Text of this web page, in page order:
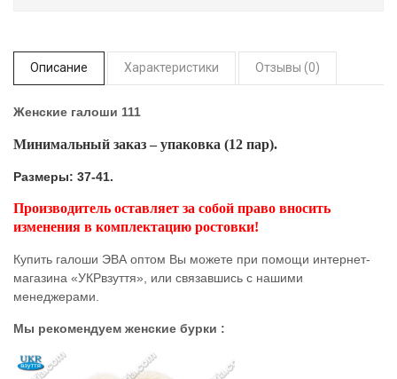
Описание Характеристики Отзывы (0)
Женские галоши 111
Минимальный заказ – упаковка (12 пар).
Размеры: 37-41.
Производитель оставляет за собой право вносить
изменения в комплектацию ростовки!
Купить галоши ЭВА оптом Вы можете при помощи интернет-
магазина «УКРвзуття», или связавшись с нашими
менеджерами.
Мы рекомендуем женские бурки :